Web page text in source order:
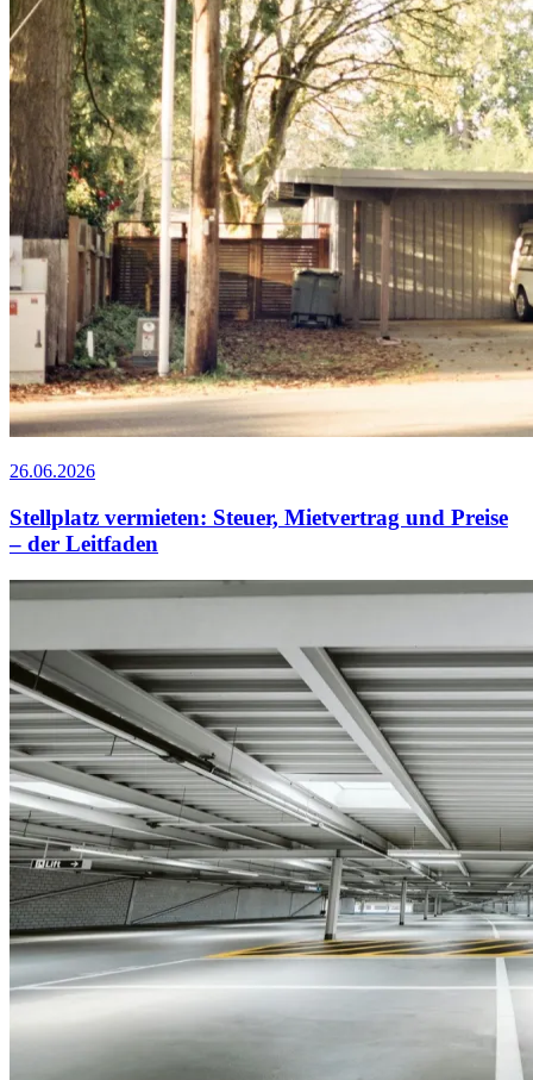
26.06.2026
Stellplatz vermieten: Steuer, Mietvertrag und Preise
– der Leitfaden